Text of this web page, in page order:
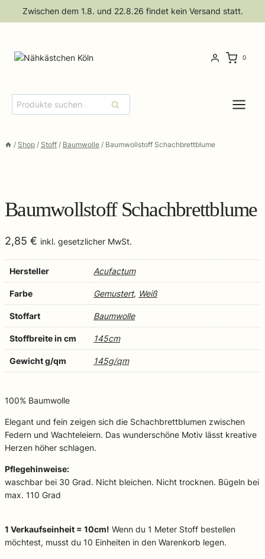
Zwischen dem 1.8. und 22.8.26 findet kein Versand statt.
0
Suchen
nach:
Suchen
/ Shop / Stoff / Baumwolle / Baumwollstoff Schachbrettblume
Baumwollstoff Schachbrettblume
2,85 € inkl. gesetzlicher MwSt.
Hersteller Acufactum
Farbe Gemustert, Weiß
Stoffart Baumwolle
Stoffbreite in cm 145cm
Gewicht g/qm 145g/qm
100% Baumwolle
Elegant und fein zeigen sich die Schachbrettblumen zwischen
Federn und Wachteleiern. Das wunderschöne Motiv lässt kreative
Herzen höher schlagen.
Pflegehinweise:
waschbar bei 30 Grad. Nicht bleichen. Nicht trocknen. Bügeln bei
max. 110 Grad
1 Verkaufseinheit = 10cm! Wenn du 1 Meter Stoff bestellen
möchtest, musst du 10 Einheiten in den Warenkorb legen.